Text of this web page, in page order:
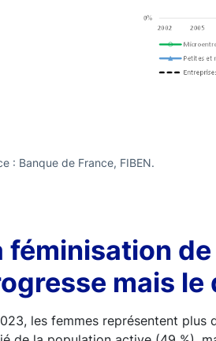
: Banque de France, FIBEN.
féminisation
mais
les femmes représentent